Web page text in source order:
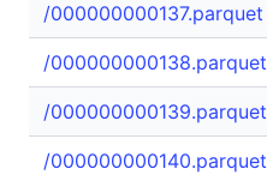
/000000000137.parquet
/000000000138.parquet
/000000000139.parquet
/000000000140.parquet